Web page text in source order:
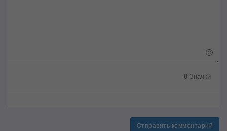
0 Значки
Отправить комментарий